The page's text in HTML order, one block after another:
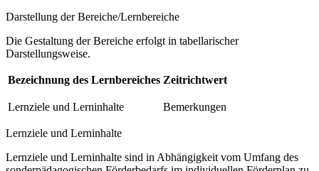
Darstellung der Bereiche/Lernbereiche
Die Gestaltung der Bereiche erfolgt in tabellarischer
Darstellungsweise.
Bezeichnung des Lernbereiches Zeitrichtwert
Lernziele und Lerninhalte Bemerkungen
Lernziele und Lerninhalte
Lernziele und Lerninhalte sind in Abhängigkeit vom Umfang des